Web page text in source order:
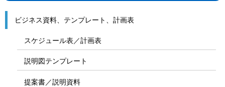
ビジネス資料、テンプレート、計画表
スケジュール表／計画表
説明図テンプレート
提案書／説明資料